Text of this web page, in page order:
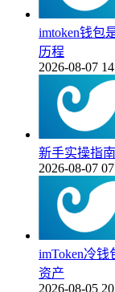
imtoken钱包
历程
2026-08-07
新手实操指
2026-08-07
imToken冷
资产
2026-08-05